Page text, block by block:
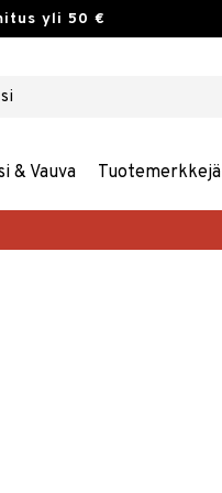
yli 50 €
& Vauva Tuotemerkkejä